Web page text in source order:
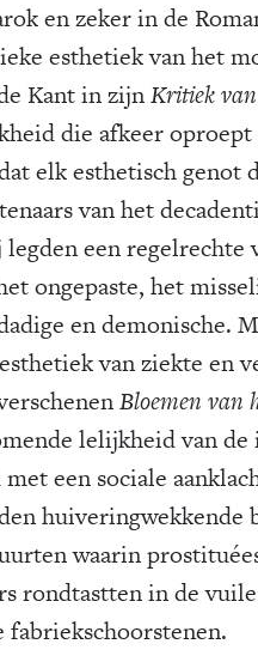
en zeker in de
esthetiek van het
Kant in zijnKritiek
die afkeer
elk esthetisch genot
van het
een regelrechte
ongepaste, het
en demonische.
van ziekte en
Bloemen van
lelijkheid van
met een sociale
huiveringwekkende
waarin
rondtastten in de
fabriekschoorstenen.